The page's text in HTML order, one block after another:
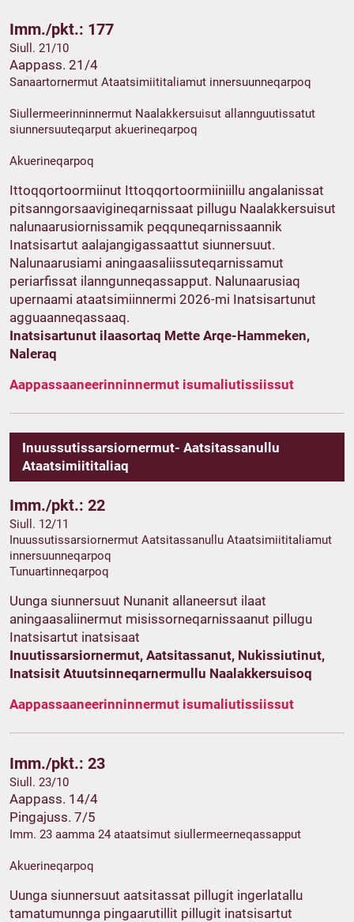
Imm./pkt.: 177
Siull. 21/10
Aappass. 21/4
Sanaartornermut Ataatsimiititaliamut innersuunneqarpoq
Siullermeerinninnermut Naalakkersuisut allannguutissatut
siunnersuuteqarput akuerineqarpoq
Akuerineqarpoq
Ittoqqortoormiinut Ittoqqortoormiiniillu angalanissat
pitsanngorsaavigineqarnissaat pillugu Naalakkersuisut
nalunaarusiornissamik peqquneqarnissaannik
Inatsisartut aalajangigassaattut siunnersuut.
Nalunaarusiami aningaasaliissuteqarnissamut
periarfissat ilanngunneqassapput. Nalunaarusiaq
upernaami ataatsimiinnermi 2026-mi Inatsisartunut
agguaanneqassaaq.
Inatsisartunut ilaasortaq Mette Arqe-Hammeken,
Naleraq
Aappassaaneerinninnermut isumaliutissiissut
Inuussutissarsiornermut- Aatsitassanullu
Ataatsimiititaliaq
Imm./pkt.: 22
Siull. 12/11
Inuussutissarsiornermut Aatsitassanullu Ataatsimiititaliamut
innersuunneqarpoq
Tunuartinneqarpoq
Uunga siunnersuut Nunanit allaneersut ilaat
aningaasaliinermut misissorneqarnissaanut pillugu
Inatsisartut inatsisaat
Inuutissarsiornermut, Aatsitassanut, Nukissiutinut,
Inatsisit Atuutsinneqarnermullu Naalakkersuisoq
Aappassaaneerinninnermut isumaliutissiissut
Imm./pkt.: 23
Siull. 23/10
Aappass. 14/4
Pingajuss. 7/5
Imm. 23 aamma 24 ataatsimut siullermeerneqassapput
Akuerineqarpoq
Uunga siunnersuut aatsitassat pillugit ingerlatallu
tamatumunnga pingaarutillit pillugit inatsisartut